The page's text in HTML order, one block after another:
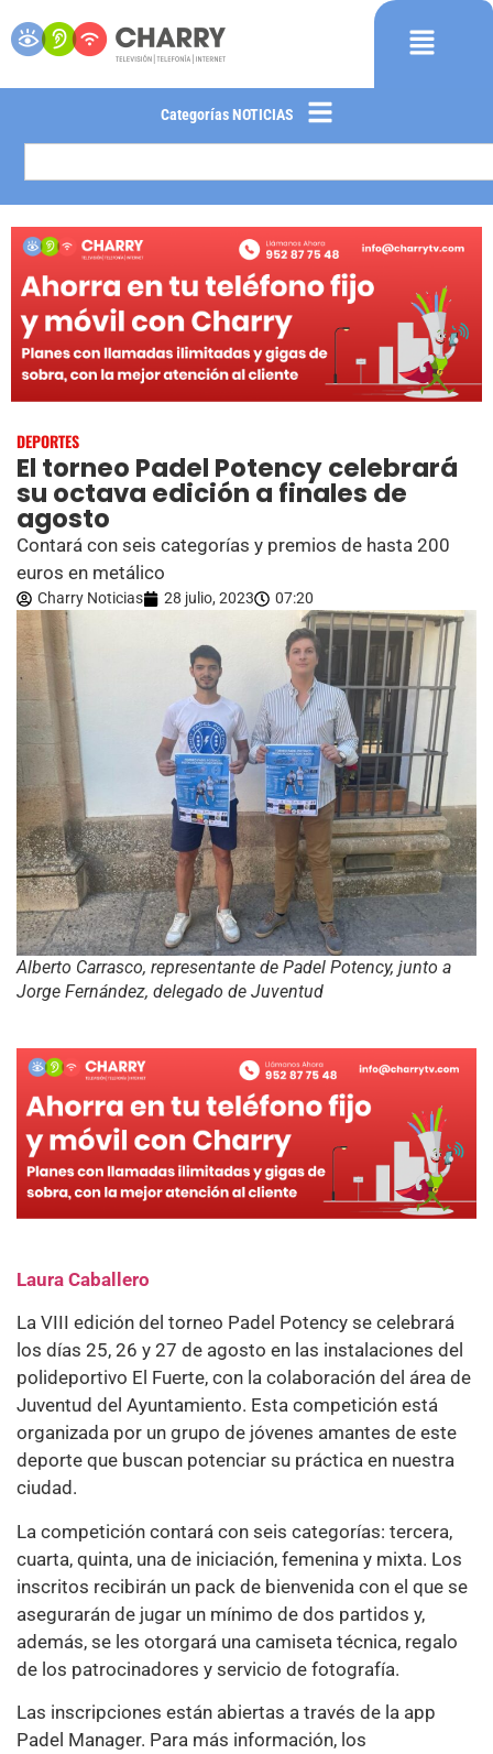
Categorías NOTICIAS
DEPORTES
El torneo Padel Potency celebrará
su octava edición a finales de
agosto
Contará con seis categorías y premios de hasta 200
euros en metálico
Charry Noticias 28 julio, 2023 07:20
Alberto Carrasco, representante de Padel Potency, junto a
Jorge Fernández, delegado de Juventud
Laura Caballero
La VIII edición del torneo Padel Potency se celebrará
los días 25, 26 y 27 de agosto en las instalaciones del
polideportivo El Fuerte, con la colaboración del área de
Juventud del Ayuntamiento. Esta competición está
organizada por un grupo de jóvenes amantes de este
deporte que buscan potenciar su práctica en nuestra
ciudad.
La competición contará con seis categorías: tercera,
cuarta, quinta, una de iniciación, femenina y mixta. Los
inscritos recibirán un pack de bienvenida con el que se
asegurarán de jugar un mínimo de dos partidos y,
además, se les otorgará una camiseta técnica, regalo
de los patrocinadores y servicio de fotografía.
Las inscripciones están abiertas a través de la app
Padel Manager. Para más información, los